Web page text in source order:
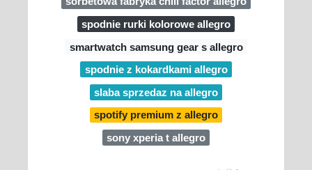
spodnie rurki kolorowe allegro
smartwatch samsung gear s allegro
spodnie z kokardkami allegro
slaba sprzedaz na allegro
spotify premium z allegro
sony xperia t allegro